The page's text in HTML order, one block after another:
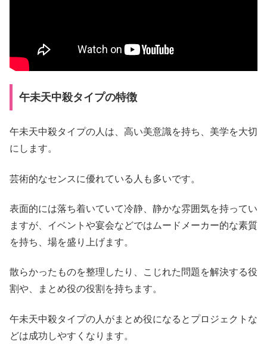
午未天中殺タイプの特徴
午未天中殺タイプの人は、高い美意識を持ち、美学を大切
にします。
芸術的なセンスに優れている人も多いです。
表面的には落ち着いていて冷静、静かな雰囲気を持ってい
ますが、イベントや宴会などではムードメーカー的な素質
を持ち、場を盛り上げます。
散らかったものを整理したり、こじれた問題を解決する役
割や、まとめ役の役割を持ちます。
午未天中殺タイプの人がまとめ役になるとプロジェクトな
どは成功しやすくなります。